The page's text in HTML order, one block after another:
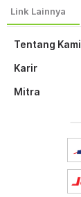
Tentang Kami
Karir
Mitra